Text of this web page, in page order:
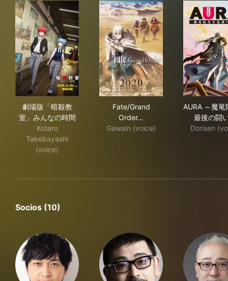
劇場版「暗殺教
室」みんなの時間
Kotaro
Takebayashi
(voice)
Fate/Grand
Order…
Gawain (voice)
AURA ～魔竜
最後の闘
Dorisen
Socios (10)